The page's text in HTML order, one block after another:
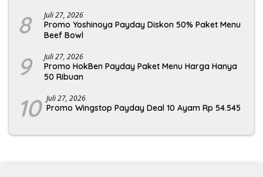
8 Juli 27, 2026
Promo Yoshinoya Payday Diskon 50% Paket Menu
Beef Bowl
9 Juli 27, 2026
Promo HokBen Payday Paket Menu Harga Hanya
50 Ribuan
10 Juli 27, 2026
Promo Wingstop Payday Deal 10 Ayam Rp 54.545